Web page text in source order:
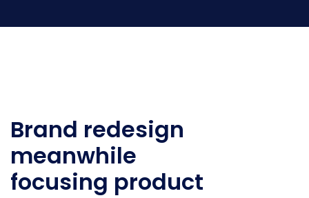
Brand redesign
meanwhile
focusing product